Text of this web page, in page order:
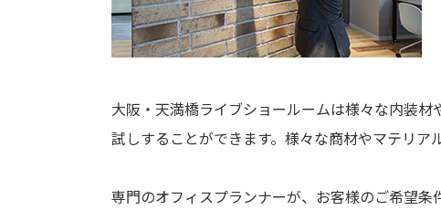
大阪・天満橋ライブショールームは様々な内装
試しすることができます。様々な商材やマテリア
専門のオフィスプランナーが、お客様のご希望